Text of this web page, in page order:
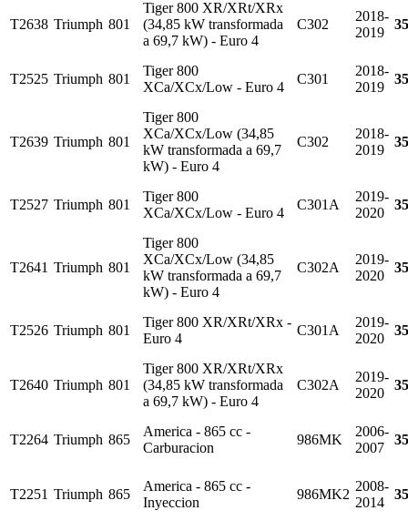
T2638 Triumph 801
Tiger 800 XR/XRt/XRx
(34,85 kW transformada
a 69,7 kW) - Euro 4
C302
2018-
2019
35
T2525 Triumph 801
Tiger 800
XCa/XCx/Low - Euro 4
C301
2018-
2019
35
T2639 Triumph 801
Tiger 800
XCa/XCx/Low (34,85
kW transformada a 69,7
kW) - Euro 4
C302
2018-
2019
35
T2527 Triumph 801
Tiger 800
XCa/XCx/Low - Euro 4
C301A
2019-
2020
35
T2641 Triumph 801
Tiger 800
XCa/XCx/Low (34,85
kW transformada a 69,7
kW) - Euro 4
C302A
2019-
2020
35
T2526 Triumph 801
Tiger 800 XR/XRt/XRx -
Euro 4
C301A
2019-
2020
35
T2640 Triumph 801
Tiger 800 XR/XRt/XRx
(34,85 kW transformada
a 69,7 kW) - Euro 4
C302A
2019-
2020
35
T2264 Triumph 865
America - 865 cc -
Carburacion
986MK
2006-
2007
35
T2251 Triumph 865
America - 865 cc -
Inyeccion
986MK2
2008-
2014
35